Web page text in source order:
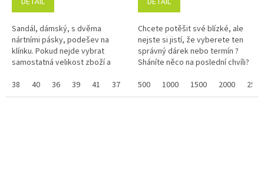
Sandál, dámský, s dvěma
nártními pásky, podešev na
klínku. Pokud nejde vybrat
samostatná velikost zboží a
napište ji do poznámky na
konci...
38 40 36 39 41 37 35
Chcete potěšit své blízké, ale
nejste si jistí, že vyberete ten
správný dárek nebo termín ?
Sháníte něco na poslední chvíli?
online a po...
500 1000 1500 2000 2500